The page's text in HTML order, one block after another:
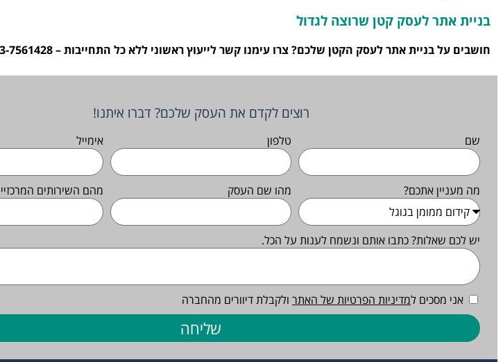
בניית אתר לעסק קטן שרוצה לגדול
חושבים על בניית אתר לעסק הקטן שלכם? צרו עימנו קשר לייעוץ ראשוני ללא כל התחייבות – 03-7561428
רוצים לקדם את העסק שלכם? דברו איתנו!
שם טלפון אימייל
מה מעניין אתכם? מהו שם העסק מהם השירותים
יש לכם שאלות? כתבו אותם ונשמח לענות על הכל.
אני מסכים למדיניות הפרטיות של האתר ולקבלת דיוורים מהחברה
שליחה